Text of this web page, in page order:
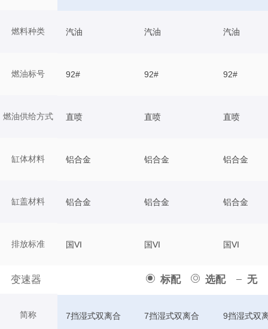
燃料种类
燃油标号
燃油供给方式
缸体材料
缸盖材料
排放标准
变速器 标配 选配 无
简称
汽油 汽油 汽油
92# 92# 92#
直喷 直喷 直喷
铝合金 铝合金 铝合金
铝合金 铝合金 铝合金
国VI 国VI 国VI
7挡湿式双离合 7挡湿式双离合 9挡湿式双